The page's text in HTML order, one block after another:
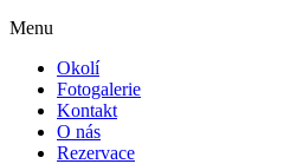
Menu
Okolí
Fotogalerie
Kontakt
O nás
Rezervace